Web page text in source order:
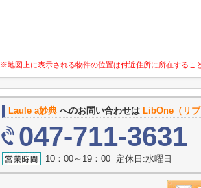
※地図上に表示される物件の位置は付近住所に所在するこ
Laule a妙典 へのお問い合わせは LibOne（リ
047-711-3631
10：00～19：00 定休日:水曜日